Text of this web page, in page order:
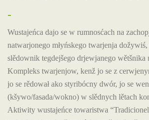
-
Wustajeńca dajo se w rumnosćach na
natwarjonego młyńskego twarjenja
slědownik tegdejšego drjewjanego wětšnika
Kompleks twarjenjow, kenž jo se z
jo se rědował ako styribócny dwór, jo se
(kšywo/fasada/wokno) w slědnych lětach
Aktiwity wustajeńce towaristwa